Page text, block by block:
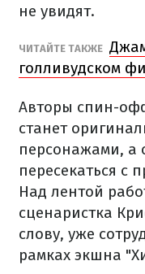
не увидят.
ЧИТАЙТЕ ТАКЖЕ
голливудском
Авторы спин-
станет
персонажами, а
пересекаться
Над лентой
сценаристка
слову, уже
рамках экшна